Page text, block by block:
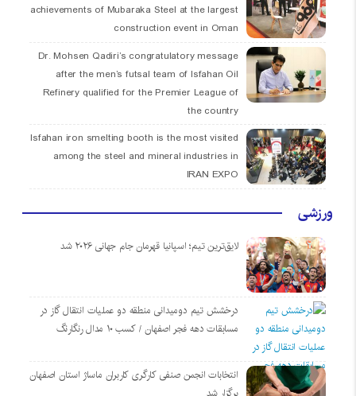
achievements of Mubaraka Steel at the largest
construction event in Oman
Dr. Mohsen Qadiri’s congratulatory message
after the men’s futsal team of Isfahan Oil
Refinery qualified for the Premier League of
the country
Isfahan iron smelting booth is the most visited
among the steel and mineral industries in
IRAN EXPO
ورزشی
لایق‌ترین تیم؛ اسپانیا قهرمان جام جهانی ۲۰۲۶ شد
درخشش تیم دومیدانی منطقه دو عملیات انتقال گاز در
مسابقات دهه فجر اصفهان / کسب ۱۰ مدال رنگارنگ
انتخابات انجمن صنفی کارگری کاربران ماساژ استان اصفهان